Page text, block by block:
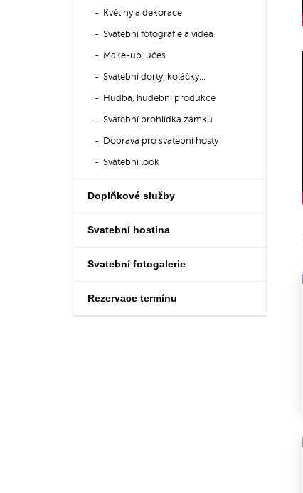
Květiny a dekorace
Svatební fotografie a videa
Make-up, účes
Svatební dorty, koláčky...
Hudba, hudební produkce
Svatební prohlídka zámku
Doprava pro svatební hosty
Svatební look
Doplňkové služby
Svatební hostina
Svatební fotogalerie
Rezervace termínu